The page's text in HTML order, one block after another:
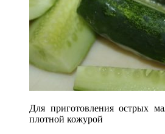
Для приготовления острых
плотной кожурой